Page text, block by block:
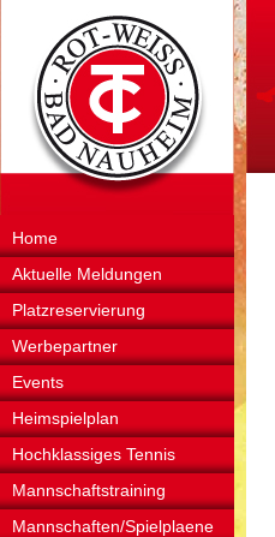
Home
Aktuelle Meldungen
Platzreservierung
Werbepartner
Events
Heimspielplan
Hochklassiges Tennis
Mannschaftstraining
Mannschaften/Spielplaene